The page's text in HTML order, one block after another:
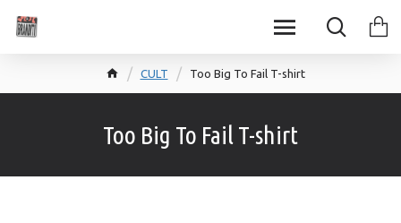
CULT Too Big To Fail T-shirt
Too Big To Fail T-shirt